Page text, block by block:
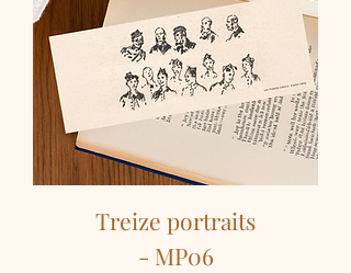
Treize portraits
- MP06